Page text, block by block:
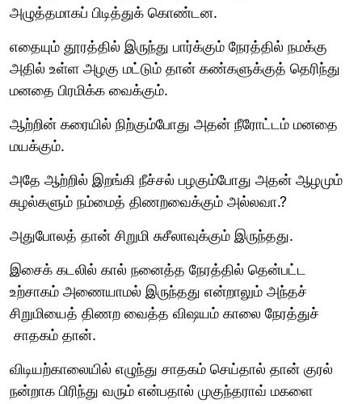
அழுத்தமாகப் பிடித்துக் கொண்டன.
எதையும் தூரத்தில் இருந்து பார்க்கும் நேரத்தில் நமக்கு
அதில் உள்ள அழகு மட்டும் தான் கண்களுக்குத் தெரிந்து
மனதை பிரமிக்க வைக்கும்.
ஆற்றின் கரையில் நிற்கும்போது அதன் நீரோட்டம் மனதை
மயக்கும்.
அதே ஆற்றில் இறங்கி நீச்சல் பழகும்போது அதன் ஆழமும்
சுழல்களும் நம்மைத் திணறவைக்கும் அல்லவா.?
அதுபோலத் தான் சிறுமி சுசீலாவுக்கும் இருந்தது.
இசைக் கடலில் கால் நனைத்த நேரத்தில் தென்பட்ட
உற்சாகம் அணையாமல் இருந்தது என்றாலும் அந்தச்
சிறுமியைத் திணற வைத்த விஷயம் காலை நேரத்துச்
சாதகம் தான்.
விடியற்காலையில் எழுந்து சாதகம் செய்தால் தான் குரல்
நன்றாக பிரிந்து வரும் என்பதால் முகுந்தராவ் மகளை